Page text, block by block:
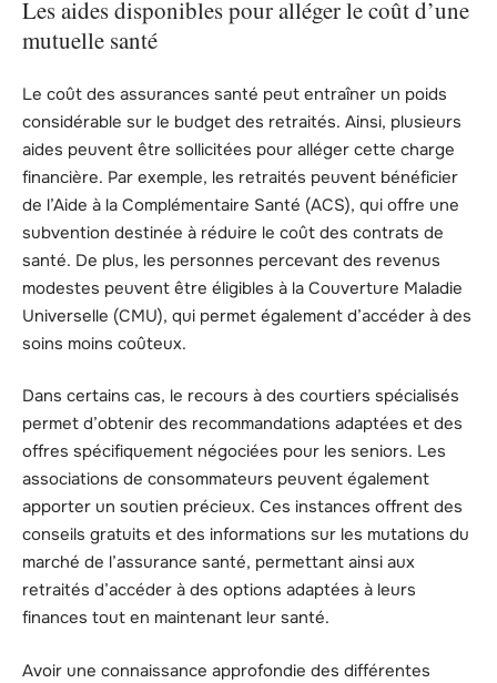
Les aides disponibles pour alléger le coût d’une
mutuelle santé
Le coût des assurances santé peut entraîner un poids
considérable sur le budget des retraités. Ainsi, plusieurs
aides peuvent être sollicitées pour alléger cette charge
financière. Par exemple, les retraités peuvent bénéficier
de l’Aide à la Complémentaire Santé (ACS), qui offre une
subvention destinée à réduire le coût des contrats de
santé. De plus, les personnes percevant des revenus
modestes peuvent être éligibles à la Couverture Maladie
Universelle (CMU), qui permet également d’accéder à des
soins moins coûteux.
Dans certains cas, le recours à des courtiers spécialisés
permet d’obtenir des recommandations adaptées et des
offres spécifiquement négociées pour les seniors. Les
associations de consommateurs peuvent également
apporter un soutien précieux. Ces instances offrent des
conseils gratuits et des informations sur les mutations du
marché de l’assurance santé, permettant ainsi aux
retraités d’accéder à des options adaptées à leurs
finances tout en maintenant leur santé.
Avoir une connaissance approfondie des différentes